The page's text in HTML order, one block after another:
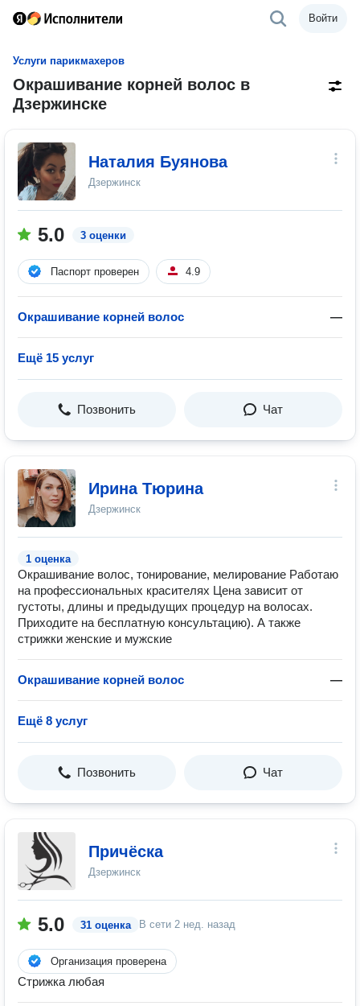
Войти
Услуги парикмахеров
Окрашивание корней волос в
Дзержинске
Наталия Буянова
Дзержинск
5.0 3 оценки
Паспорт проверен 4.9
Окрашивание корней волос —
Ещё 15 услуг
Позвонить Чат
Ирина Тюрина
Дзержинск
1 оценка
Окрашивание волос, тонирование, мелирование Работаю
на профессиональных красителях Цена зависит от
густоты, длины и предыдущих процедур на волосах.
Приходите на бесплатную консультацию). А также
стрижки женские и мужские
Окрашивание корней волос —
Ещё 8 услуг
Позвонить Чат
Причёска
Дзержинск
5.0 31 оценка В сети 2 нед. назад
Организация проверена
Стрижка любая